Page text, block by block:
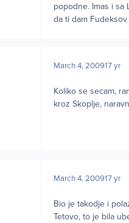
popodne. Imas i sa
da ti dam
March 4, 200917 yr
Koliko se secam,
kroz Skoplje,
March 4, 200917 yr
Bio je takodje i
Tetovo, to je bila